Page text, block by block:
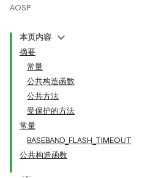
AOSP
本页内容
摘要
常量
公共构造函数
公共方法
受保护的方法
常量
BASEBAND_FLASH_TIMEOUT
公共构造函数